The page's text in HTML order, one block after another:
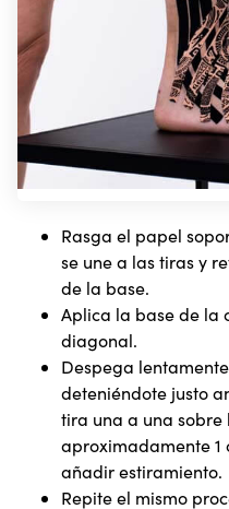
Rasga el papel
se une a las tiras y
de la base.
Aplica la base de la
diagonal.
Despega
deteniéndote justo
tira una a una
aproximadamente 1
añadir estiramiento.
Repite el mismo